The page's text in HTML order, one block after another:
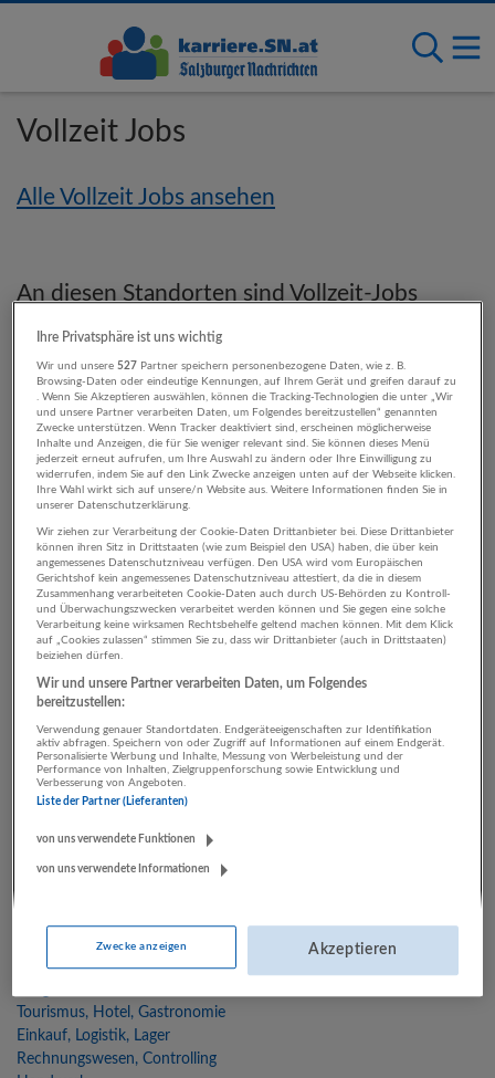
Vollzeit Jobs
Alle Vollzeit Jobs ansehen
An diesen Standorten sind Vollzeit-Jobs
verfügbar
Salzburg
Bayern
Tirol
Oberösterreich
Wien
Steiermark
Vorarlberg
Niederösterreich
Trentino-Südtirol
Emilia-Romagna
Westösterreich
Sachsen
Saarland
Kärnten
Île-de-France
Für diese Anstellungsarten stehen Vollzeit-
Stellen zur Verfügung
Vertrieb, Verkauf, Kundenbetreuung
Technik, Ingenieurwesen
Tourismus, Hotel, Gastronomie
Einkauf, Logistik, Lager
Rechnungswesen, Controlling
Ihre Privatsphäre ist uns wichtig
Wir und unsere527 Partner speichern personenbezogene Daten, wie z. B.
Browsing-Daten oder eindeutige Kennungen, auf Ihrem Gerät und greifen darauf zu
. Wenn Sie Akzeptieren auswählen, können die Tracking-Technologien die unter „Wir
und unsere Partner verarbeiten Daten, um Folgendes bereitzustellen“ genannten
Zwecke unterstützen. Wenn Tracker deaktiviert sind, erscheinen möglicherweise
Inhalte und Anzeigen, die für Sie weniger relevant sind. Sie können dieses Menü
jederzeit erneut aufrufen, um Ihre Auswahl zu ändern oder Ihre Einwilligung zu
widerrufen, indem Sie auf den Link Zwecke anzeigen unten auf der Webseite klicken.
Ihre Wahl wirkt sich auf unsere/n Website aus. Weitere Informationen finden Sie in
unserer Datenschutzerklärung.
Wir ziehen zur Verarbeitung der Cookie-Daten Drittanbieter bei. Diese Drittanbieter
können ihren Sitz in Drittstaaten (wie zum Beispiel den USA) haben, die über kein
angemessenes Datenschutzniveau verfügen. Den USA wird vom Europäischen
Gerichtshof kein angemessenes Datenschutzniveau attestiert, da die in diesem
Zusammenhang verarbeiteten Cookie-Daten auch durch US-Behörden zu Kontroll-
und Überwachungszwecken verarbeitet werden können und Sie gegen eine solche
Verarbeitung keine wirksamen Rechtsbehelfe geltend machen können. Mit dem Klick
auf „Cookies zulassen“ stimmen Sie zu, dass wir Drittanbieter (auch in Drittstaaten)
beiziehen dürfen.
Wir und unsere Partner verarbeiten Daten, um Folgendes
bereitzustellen:
Verwendung genauer Standortdaten. Endgeräteeigenschaften zur Identifikation
aktiv abfragen. Speichern von oder Zugriff auf Informationen auf einem Endgerät.
Personalisierte Werbung und Inhalte, Messung von Werbeleistung und der
Performance von Inhalten, Zielgruppenforschung sowie Entwicklung und
Verbesserung von Angeboten.
Liste der Partner (Lieferanten)
von uns verwendete Funktionen
von uns verwendete Informationen
Zwecke anzeigen Akzeptieren